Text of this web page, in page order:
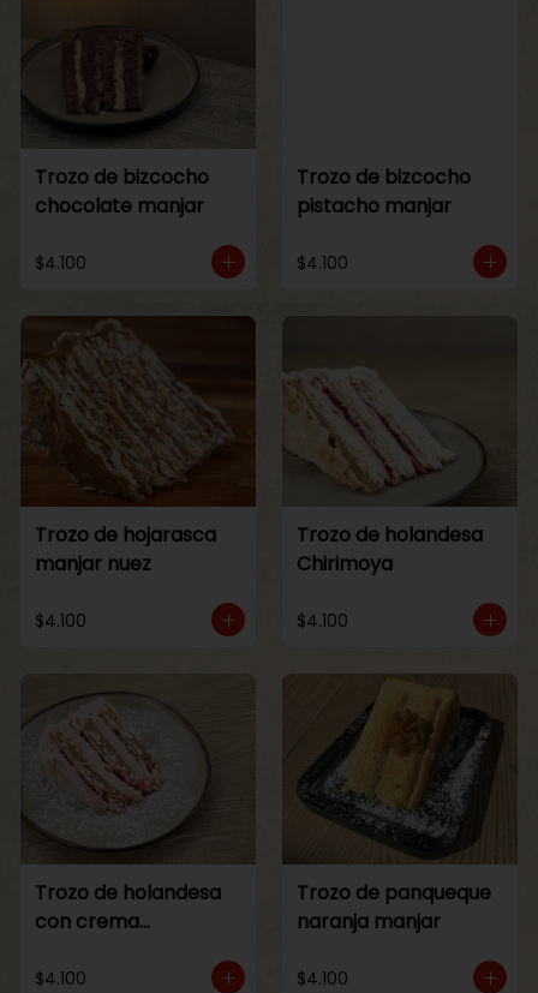
Trozo de bizcocho
chocolate manjar
$4.100
Trozo de bizcocho
pistacho manjar
$4.100
Trozo de hojarasca
manjar nuez
$4.100
Trozo de holandesa
Chirimoya
$4.100
Trozo de holandesa
con crema
$4.100
Trozo de panqueque
naranja manjar
$4.100